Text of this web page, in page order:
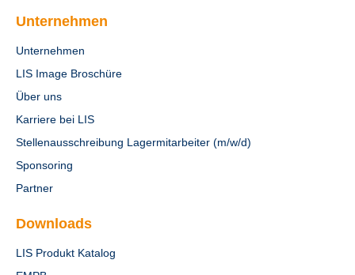
Unternehmen
Unternehmen
LIS Image Broschüre
Über uns
Karriere bei LIS
Stellenausschreibung Lagermitarbeiter (m/w/d)
Sponsoring
Partner
Downloads
LIS Produkt Katalog